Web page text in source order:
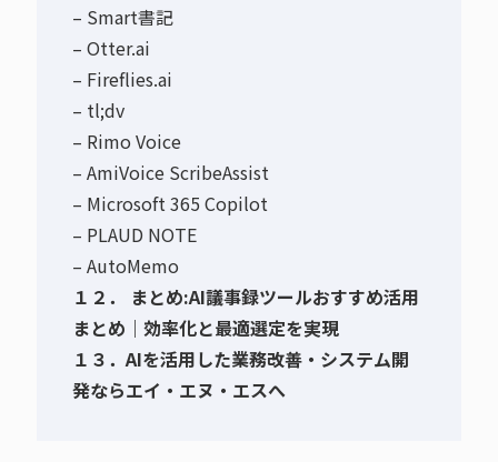
– Smart書記
– Otter.ai
– Fireflies.ai
– tl;dv
– Rimo Voice
– AmiVoice ScribeAssist
– Microsoft 365 Copilot
– PLAUD NOTE
– AutoMemo
１２． まとめ:AI議事録ツールおすすめ活用
まとめ｜効率化と最適選定を実現
１３．AIを活用した業務改善・システム開
発ならエイ・エヌ・エスへ